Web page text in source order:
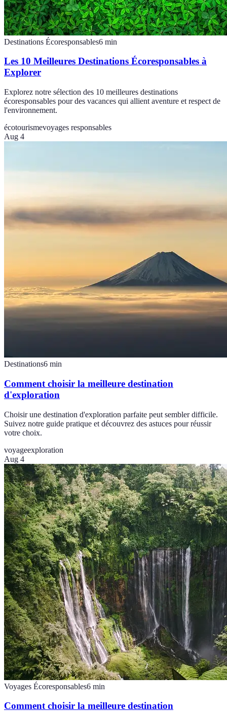
Destinations Écoresponsables6 min
Les 10 Meilleures Destinations Écoresponsables à
Explorer
Explorez notre sélection des 10 meilleures destinations
écoresponsables pour des vacances qui allient aventure et respect de
l'environnement.
écotourismevoyages responsables
Aug 4
Destinations6 min
Comment choisir la meilleure destination
d'exploration
Choisir une destination d'exploration parfaite peut sembler difficile.
Suivez notre guide pratique et découvrez des astuces pour réussir
votre choix.
voyageexploration
Aug 4
Voyages Écoresponsables6 min
Comment choisir la meilleure destination